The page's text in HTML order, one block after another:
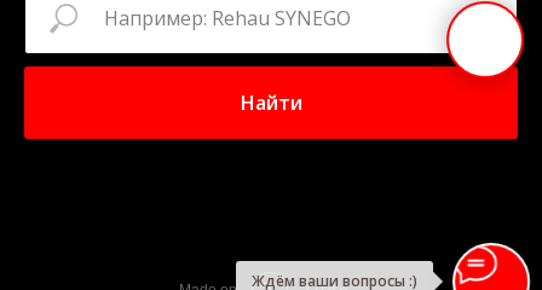
Найти
Ждём ваши вопросы :)